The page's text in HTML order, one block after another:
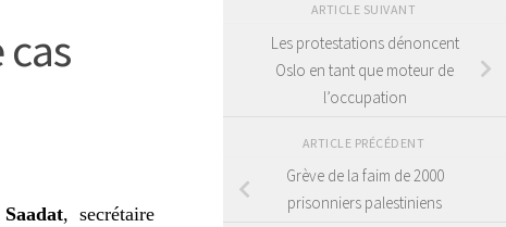
, secrétaire
ARTICLE SUIVANT
Les protestations dénoncent
Oslo en tant que moteur de
l’occupation
ARTICLE PRÉCÉDENT
Grève de la faim de 2000
prisonniers palestiniens